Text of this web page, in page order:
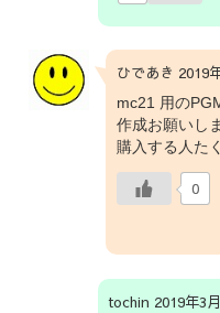
ひであき 2019
mc21 用の
作成お願いし
購入する人た
0
tochin 2019年3